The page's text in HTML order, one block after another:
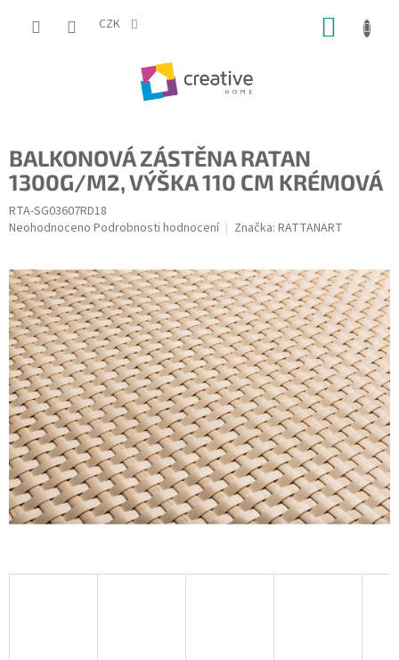
CZK
BALKONOVÁ ZÁSTĚNA RATAN
1300G/M2, VÝŠKA 110 CM KRÉMOVÁ
RTA-SG03607RD18
Průměrné
je
0,0
z
5
hvězdiček.
Neohodnoceno Podrobnosti hodnocení Značka: RATTANART